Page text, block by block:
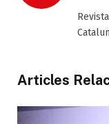
Articles